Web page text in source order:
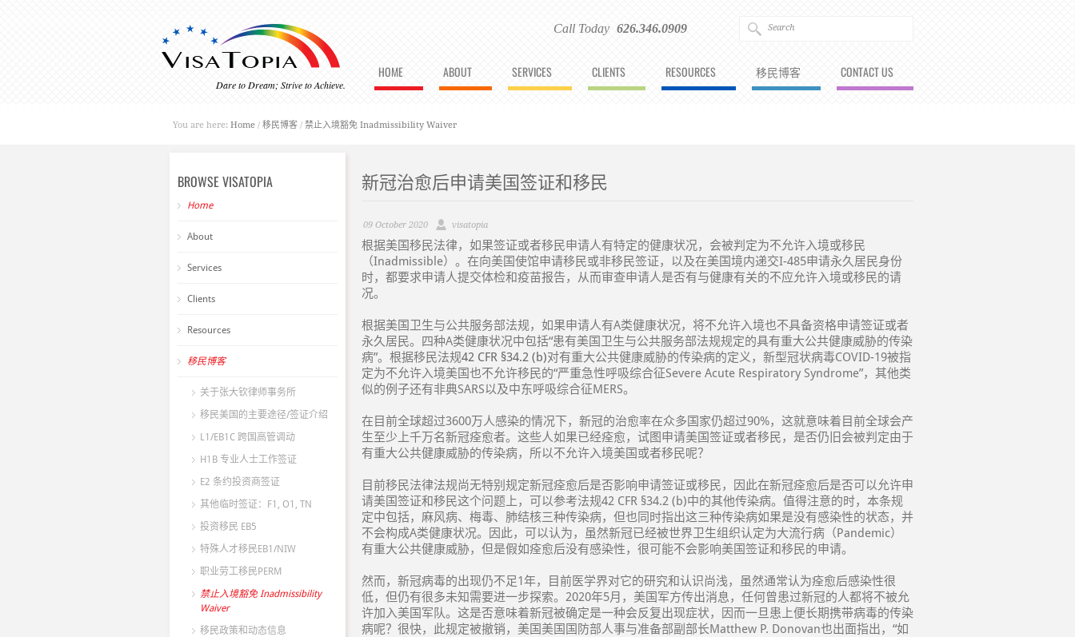
Dare to Dream; Strive to Achieve.
Call Today 626.346.0909
HOME ABOUT SERVICES CLIENTS RESOURCES 移民博客 CONTACT US
You are here: Home / 移民博客 / 禁止入境豁免 Inadmissibility Waiver
新冠治愈后申请美国签证和移民
09 October 2020 visatopia
根据美国移民法律，如果签证或者移民申请人有特定的健康状况，会被判定为不允许入境或移民
（Inadmissible）。在向美国使馆申请移民或非移民签证，以及在美国境内递交I-485申请永久居民身份
时，都要求申请人提交体检和疫苗报告，从而审查申请人是否有与健康有关的不应允许入境或移民的请
况。
根据美国卫生与公共服务部法规，如果申请人有A类健康状况，将不允许入境也不具备资格申请签证或者
永久居民。四种A类健康状况中包括“患有美国卫生与公共服务部法规规定的具有重大公共健康威胁的传染
病”。根据移民法规42 CFR §34.2 (b)对有重大公共健康威胁的传染病的定义，新型冠状病毒COVID-19被指
定为不允许入境美国也不允许移民的“严重急性呼吸综合征Severe Acute Respiratory Syndrome”，其他类
似的例子还有非典SARS以及中东呼吸综合征MERS。
在目前全球超过3600万人感染的情况下，新冠的治愈率在众多国家仍超过90%，这就意味着目前全球会产
生至少上千万名新冠痊愈者。这些人如果已经痊愈，试图申请美国签证或者移民，是否仍旧会被判定由于
有重大公共健康威胁的传染病，所以不允许入境美国或者移民呢？
目前移民法律法规尚无特别规定新冠痊愈后是否影响申请签证或移民，因此在新冠痊愈后是否可以允许申
请美国签证和移民这个问题上，可以参考法规42 CFR §34.2 (b)中的其他传染病。值得注意的时，本条规
定中包括，麻风病、梅毒、肺结核三种传染病，但也同时指出这三种传染病如果是没有感染性的状态，并
不会构成A类健康状况。因此，可以认为，虽然新冠已经被世界卫生组织认定为大流行病（Pandemic）
有重大公共健康威胁，但是假如痊愈后没有感染性，很可能不会影响美国签证和移民的申请。
然而，新冠病毒的出现仍不足1年，目前医学界对它的研究和认识尚浅，虽然通常认为痊愈后感染性很
低，但仍有很多未知需要进一步探索。2020年5月，美国军方传出消息，任何曾患过新冠的人都将不被允
许加入美国军队。这是否意味着新冠被确定是一种会反复出现症状，因而一旦患上便长期携带病毒的传染
病呢？很快，此规定被撤销，美国美国国防部人事与准备部副部长Matthew P. Donovan也出面指出，“如
BROWSE VISATOPIA
Home
About
Services
Clients
Resources
移民博客
关于张大钦律师事务所
移民美国的主要途径/签证介绍
L1/EB1C 跨国高管调动
H1B 专业人士工作签证
E2 条约投资商签证
其他临时签证：F1, O1, TN
投资移民 EB5
特殊人才移民EB1/NIW
职业劳工移民PERM
禁止入境豁免 Inadmissibility
Waiver
移民政策和动态信息